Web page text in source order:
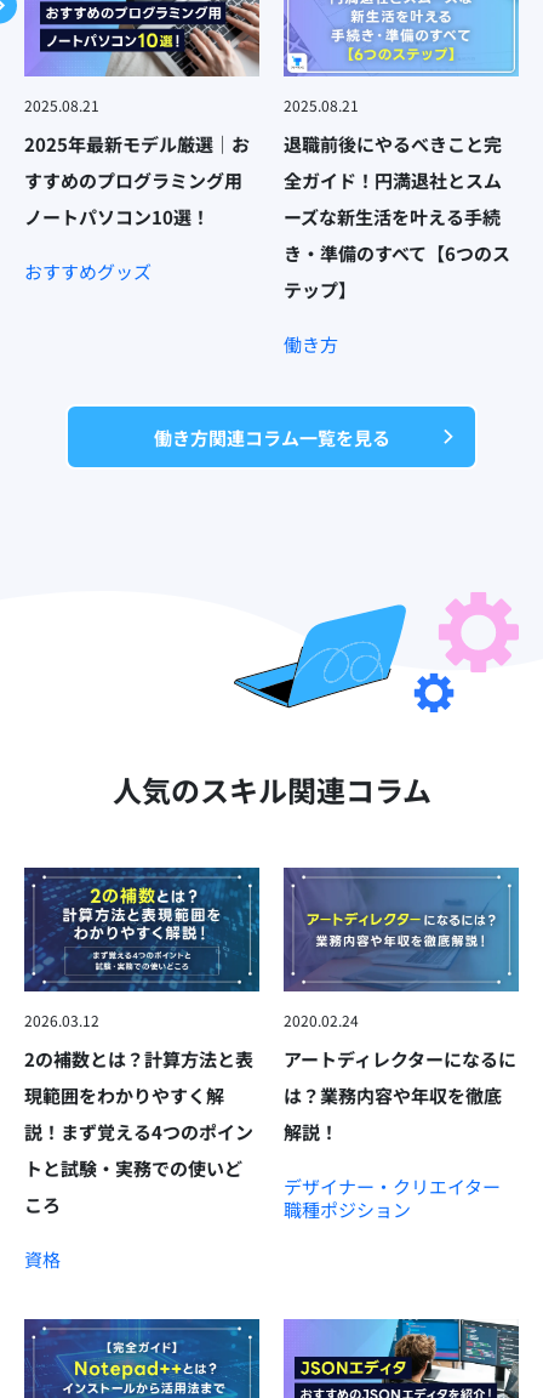
2025.08.21
2025年最新モデル厳選｜お
すすめのプログラミング用
ノートパソコン10選！
おすすめグッズ
2025.08.21
退職前後にやるべきこと完
全ガイド！円満退社とスム
ーズな新生活を叶える手続
き・準備のすべて【6つのス
テップ】
働き方
働き方関連コラム一覧を見る
人気のスキル関連コラム
2026.03.12
2の補数とは？計算方法と表
現範囲をわかりやすく解
説！まず覚える4つのポイン
トと試験・実務での使いど
ころ
資格
2020.02.24
アートディレクターになるに
は？業務内容や年収を徹底
解説！
デザイナー・クリエイター
職種ポジション